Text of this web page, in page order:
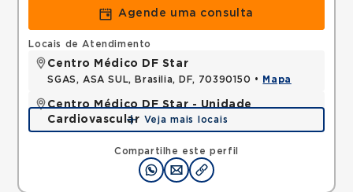
Agende uma consulta
Compartilhe este perfil
Locais de Atendimento
Centro Médico DF Star
SGAS, ASA SUL, Brasilia, DF, 70390150 • Mapa
Centro Médico DF Star - Unidade
Cardiovascular
SGAS, ASA SUL, Brasilia, DF, 70390150 •Mapa
Veja mais locais